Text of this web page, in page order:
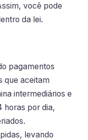
você pode
da lei.
pagamentos
que aceitam
intermediários e
horas por dia,
levando